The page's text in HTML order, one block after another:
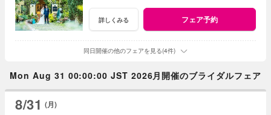
詳しくみる フェア予約
同日開催の他のフェアを見る(4件)
Mon Aug 31 00:00:00 JST 2026月開催のブライダルフェア
8/31 (月)